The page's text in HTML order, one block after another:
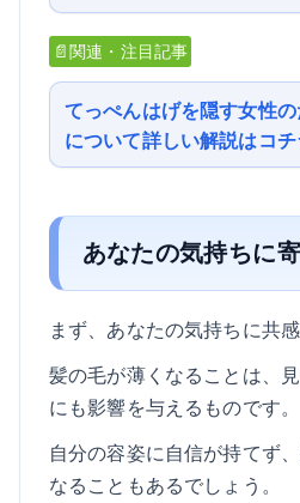
📄関連・注目記事
てっぺんはげを隠す女性
について詳しい解説はコチ
あなたの気持ちに
まず、あなたの気持ちに共感
髪の毛が薄くなることは、
にも影響を与えるものです。
自分の容姿に自信が持てず
なることもあるでしょう。